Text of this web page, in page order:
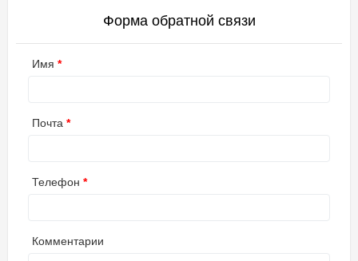
Форма обратной связи
Имя
Почта
Телефон
Комментарии